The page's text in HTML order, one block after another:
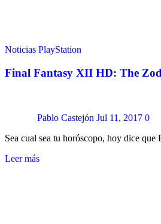
Noticias PlayStation
Final Fantasy XII HD: The
Pablo Castejón Jul 11, 2017 0
Sea cual sea tu horóscopo, hoy dice
Leer más